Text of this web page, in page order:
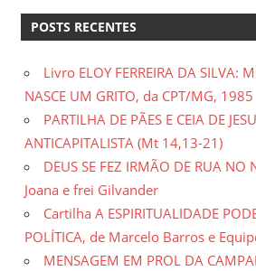
POSTS RECENTES
Livro ELOY FERREIRA DA SILVA:
NASCE UM GRITO, da CPT/MG, 1985
PARTILHA DE PÃES E CEIA DE
ANTICAPITALISTA (Mt 14,13-21)
DEUS SE FEZ IRMÃO DE RUA NO
Joana e frei Gilvander
Cartilha A ESPIRITUALIDADE
POLÍTICA, de Marcelo Barros e
MENSAGEM EM PROL DA